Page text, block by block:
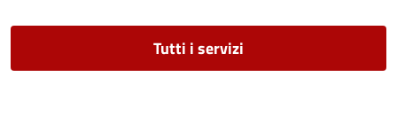
Tutti i servizi